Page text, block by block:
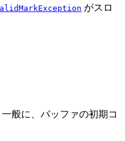
がスロ
般に、バッファの初期コ